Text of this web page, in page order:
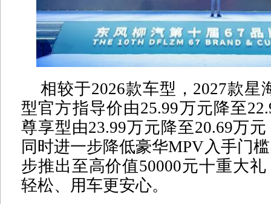
相较于2026款车型，2027款星
型官方指导价由25.99万元降至
尊享型由23.99万元降至20.69万
同时进一步降低豪华MPV入手门
步推出至高价值50000元十重大
轻松、用车更安心。